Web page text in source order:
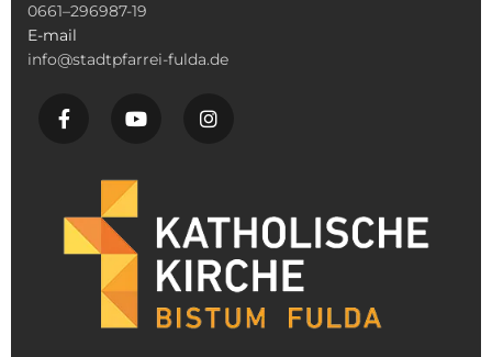
0661–296987-19
E-mail
info@stadtpfarrei-fulda.de